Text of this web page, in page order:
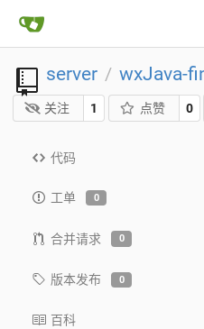
server / wxJava-
关注 1 点赞 0
代码
工单 0
合并请求 0
版本发布 0
百科